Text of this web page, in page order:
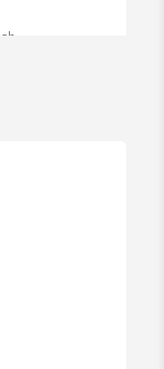
używanych